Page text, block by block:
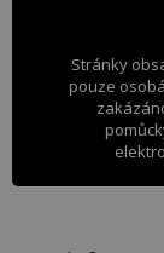
Stránky
pouze